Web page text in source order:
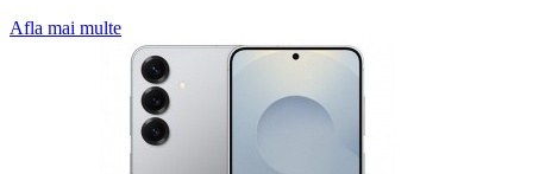
Afla mai multe